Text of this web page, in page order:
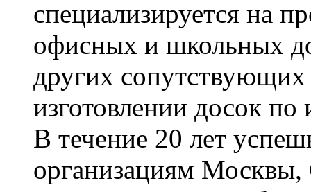
специализируется на
офисных и школьных
других сопутствующих
изготовлении досок по
В течение 20 лет
организациям Москвы,